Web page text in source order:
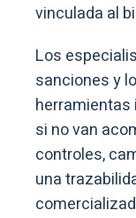
vinculada al
Los
sanciones y
si no van
controles,
una